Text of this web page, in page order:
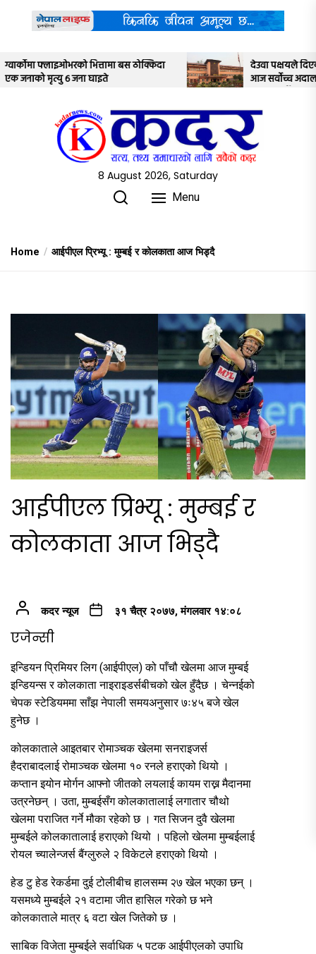
content
देउवा पक्षयले दिएकोे पुनरावलोकन निवेदनमाथि
आज सर्वोच्च अदालतका तीन न्यायाधीशले
8 August 2026, Saturday
Menu
Home आईपीएल प्रिभ्यू : मुम्बई र कोलकाता आज भिड्दै
आईपीएल प्रिभ्यू : मुम्बई र
कोलकाता आज भिड्दै
कदर न्यूज ३१ चैत्र २०७७, मंगलवार १४:०८
एजेन्सी
इन्डियन प्रिमियर लिग (आईपीएल) को पाँचौ खेलमा आज मुम्बई
इन्डियन्स र कोलकाता नाइराइडर्सबीचको खेल हुँदैछ । चेन्नईको
चेपक स्टेडियममा साँझ नेपाली समयअनुसार ७ः४५ बजे खेल
हुनेछ ।
कोलकाताले आइतबार रोमाञ्चक खेलमा सनराइजर्स
हैदराबादलाई रोमाञ्चक खेलमा १० रनले हराएको थियो ।
कप्तान इयोन मोर्गन आफ्नो जीतको लयलाई कायम राख्न मैदानमा
उत्रनेछन् । उता, मुम्बईसँग कोलकातालाई लगातार चौथो
खेलमा पराजित गर्ने मौका रहेको छ । गत सिजन दुवै खेलमा
मुम्बईले कोलकातालाई हराएको थियो । पहिलो खेलमा मुम्बईलाई
रोयल च्यालेन्जर्स बैंग्लुरुले २ विकेटले हराएको थियो ।
हेड टु हेड रेकर्डमा दुई टोलीबीच हालसम्म २७ खेल भएका छन् ।
यसमध्ये मुम्बईले २१ वटामा जीत हासिल गरेको छ भने
कोलकाताले मात्र ६ वटा खेल जितेको छ ।
साबिक विजेता मुम्बईले सर्वाधिक ५ पटक आईपीएलको उपाधि